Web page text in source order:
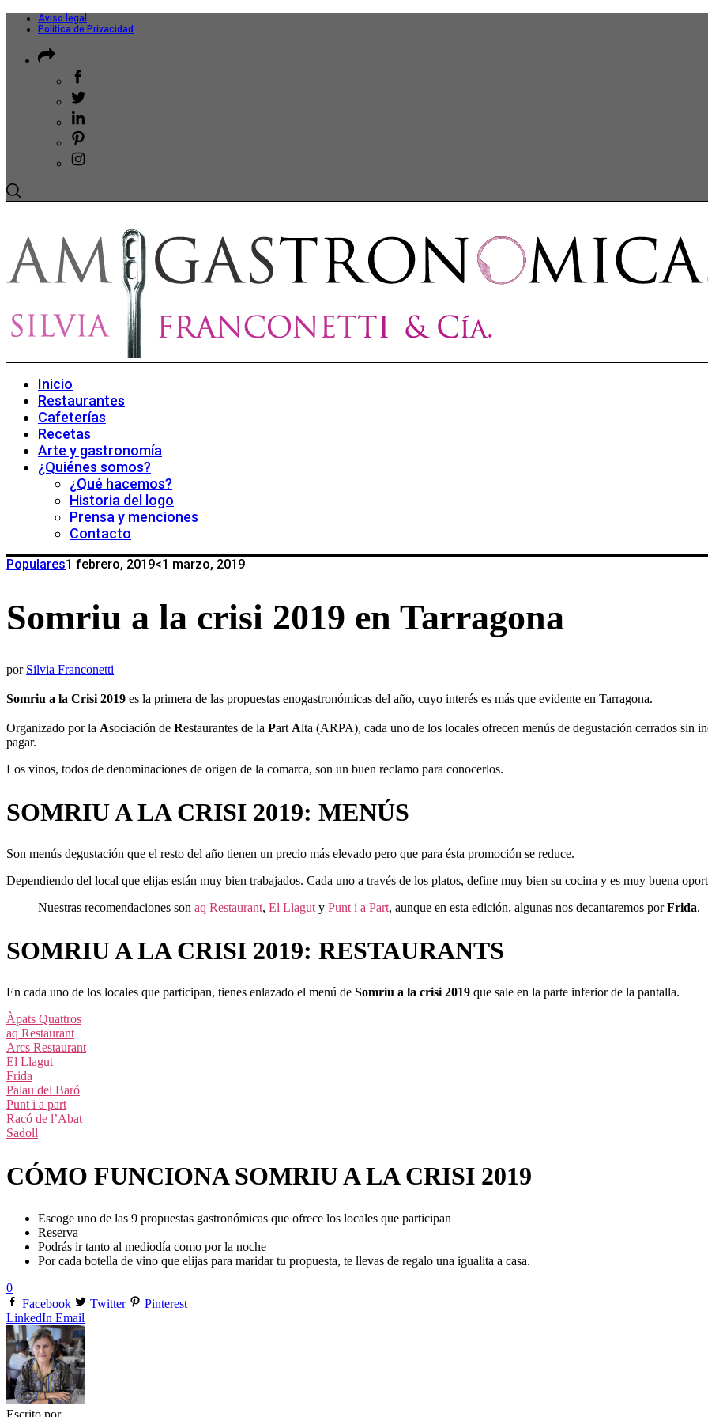
Aviso legal
Política de Privacidad
Inicio
Restaurantes
Cafeterías
Recetas
Arte y gastronomía
¿Quiénes somos?
¿Qué hacemos?
Historia del logo
Prensa y menciones
Contacto
Populares1 febrero, 2019<1 marzo, 2019
Somriu a la crisi 2019 en Tarragona
por Silvia Franconetti
Somriu a la Crisi 2019 es la primera de las propuestas enogastronómicas del año, cuyo interés es más que evidente en Tarragona.
Organizado por la Asociación de Restaurantes de la Part Alta (ARPA), cada uno de los locales ofrecen menús de degustación cerrados sin
pagar.
Los vinos, todos de denominaciones de origen de la comarca, son un buen reclamo para conocerlos.
SOMRIU A LA CRISI 2019: MENÚS
Son menús degustación que el resto del año tienen un precio más elevado pero que para ésta promoción se reduce.
Dependiendo del local que elijas están muy bien trabajados. Cada uno a través de los platos, define muy bien su cocina y es muy buena
Nuestras recomendaciones son aq Restaurant, El Llagut y Punt i a Part, aunque en esta edición, algunas nos decantaremos porFrida.
SOMRIU A LA CRISI 2019: RESTAURANTS
En cada uno de los locales que participan, tienes enlazado el menú de Somriu a la crisi 2019 que sale en la parte inferior de la pantalla.
Àpats Quattros
aq Restaurant
Arcs Restaurant
El Llagut
Frida
Palau del Baró
Punt i a part
Racó de l’Abat
Sadoll
CÓMO FUNCIONA SOMRIU A LA CRISI 2019
Escoge uno de las 9 propuestas gastronómicas que ofrece los locales que participan
Reserva
Podrás ir tanto al mediodía como por la noche
Por cada botella de vino que elijas para maridar tu propuesta, te llevas de regalo una igualita a casa.
0
Facebook
Twitter
Pinterest
LinkedIn Email
Escrito por